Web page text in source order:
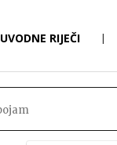
UVODNE RIJEČI |